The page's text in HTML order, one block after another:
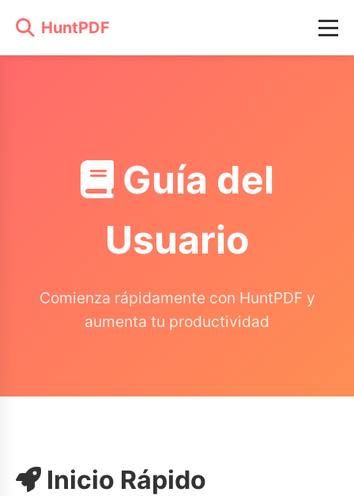
HuntPDF
Guía del
Usuario
Comienza rápidamente con HuntPDF y
aumenta tu productividad
Inicio Rápido